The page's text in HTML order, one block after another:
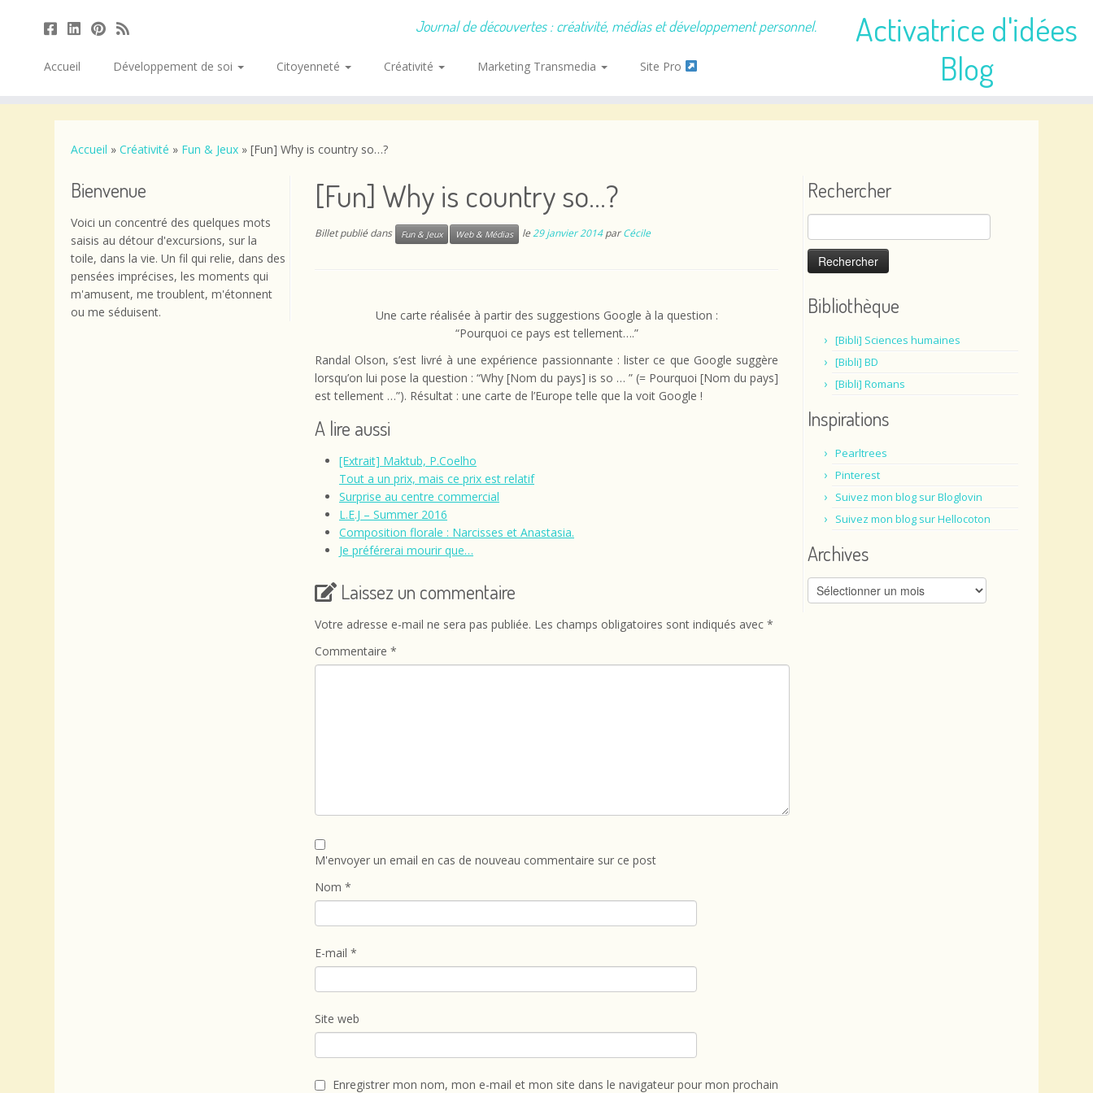
Activatrice d'idées
Blog
Journal de découvertes : créativité, médias et développement personnel.
Accueil Développement de soi Citoyenneté Créativité Marketing Transmedia Site Pro
Accueil » Créativité » Fun & Jeux » [Fun] Why is country so…?
Bienvenue
Voici un concentré des quelques mots
saisis au détour d'excursions, sur la
toile, dans la vie. Un fil qui relie, dans des
pensées imprécises, les moments qui
m'amusent, me troublent, m'étonnent
ou me séduisent.
[Fun] Why is country so…?
Billet publié dans Fun & Jeux Web & Médias le29 janvier 2014 parCécile
Une carte réalisée à partir des suggestions Google à la question :
“Pourquoi ce pays est tellement….”
Randal Olson, s’est livré à une expérience passionnante : lister ce que Google suggère
lorsqu’on lui pose la question : “Why [Nom du pays] is so … ” (= Pourquoi [Nom du pays]
est tellement …”). Résultat : une carte de l’Europe telle que la voit Google !
A lire aussi
[Extrait] Maktub, P.Coelho
Tout a un prix, mais ce prix est relatif
Surprise au centre commercial
L.E.J – Summer 2016
Composition florale : Narcisses et Anastasia.
Je préférerai mourir que…
Laissez un commentaire
Votre adresse e-mail ne sera pas publiée. Les champs obligatoires sont indiqués avec *
Commentaire *
M'envoyer un email en cas de nouveau commentaire sur ce post
Nom *
E-mail *
Site web
Enregistrer mon nom, mon e-mail et mon site dans le navigateur pour mon prochain
Rechercher
Rechercher :
Bibliothèque
[Bibli] Sciences humaines
[Bibli] BD
[Bibli] Romans
Inspirations
Pearltrees
Pinterest
Suivez mon blog sur Bloglovin
Suivez mon blog sur Hellocoton
Archives
Archives